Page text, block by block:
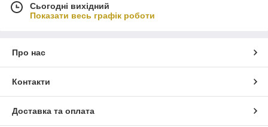
Сьогодні вихідний
Показати весь графік роботи
Про нас
Контакти
Доставка та оплата